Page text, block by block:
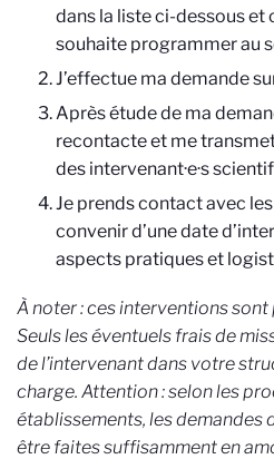
dans la liste ci-dessous et
souhaite programmer au
J’effectue ma demande
Après étude de ma
recontacte et me
des intervenant·e·s
Je prends contact avec
convenir d’une date
aspects pratiques et
À noter : ces interventions
Seuls les éventuels frais de
de l’intervenant dans votre
charge. Attention : selon les
établissements, les
être faites suffisamment en